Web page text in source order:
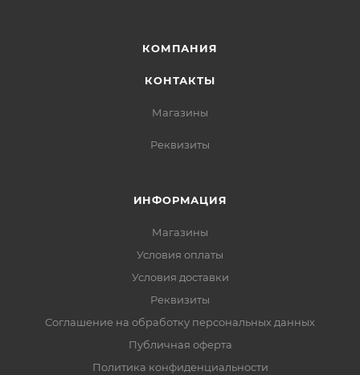
КОМПАНИЯ
КОНТАКТЫ
Магазины
Реквизиты
ИНФОРМАЦИЯ
Магазины
Условия оплаты
Условия доставки
Реквизиты
Соглашение на обработку персональных данных
Публичная оферта
Политика конфиденциальности